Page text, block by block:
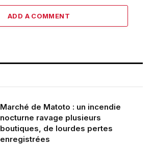
ADD A COMMENT
Marché de Matoto : un incendie
nocturne ravage plusieurs
boutiques, de lourdes pertes
enregistrées